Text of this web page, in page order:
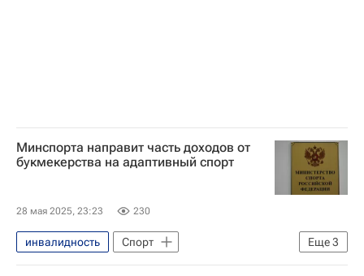
Минспорта направит часть доходов от
букмекерства на адаптивный спорт
28 мая 2025, 23:23 230
Еще3
инвалидность
Спорт
Министерство спорта РФ